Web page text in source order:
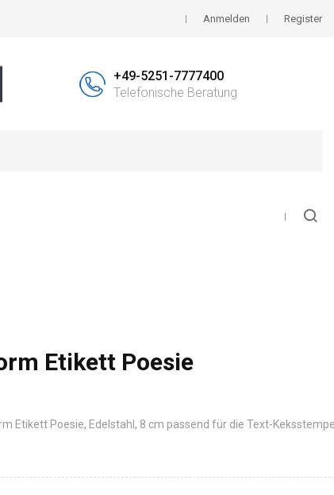
Anmelden Register
+49-5251-7777400
Telefonische Beratung
Etikett Poesie
Etikett Poesie, Edelstahl, 8 cm passend für die Text-